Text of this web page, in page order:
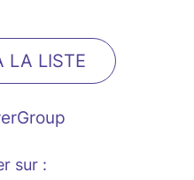
LA LISTE
sur :